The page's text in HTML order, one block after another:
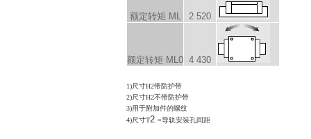
额定转矩 ML 2 520
额定转矩 ML0 4 430
1)尺寸H2带防护带
2)尺寸H2不带防护带
3)用于附加件的螺纹
4)尺寸T2 =导轨安装孔间距